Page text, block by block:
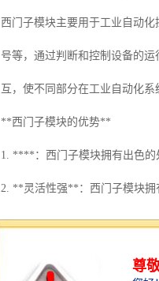
西门子模块主要用于工业自动
号等，通过判断和控制设备的
互，使不同部分在工业自动化
**西门子模块的优势**
1. ****：西门子模块拥有出色的
2. **灵活性强**：西门子模块拥
3. **高性**：西门子模块采用的
4. **易于维护**：西门子模块